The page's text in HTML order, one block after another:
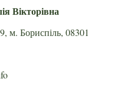
Вікторівна
м. Бориспіль, 08301